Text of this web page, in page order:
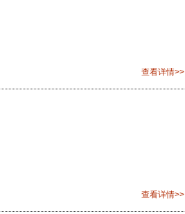
查看详情>>
查看详情>>